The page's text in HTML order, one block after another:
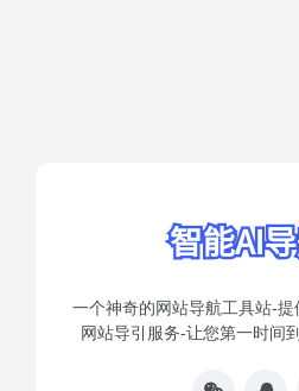
一个神奇的网站导航工具站-
网站导引服务-让您第一时间